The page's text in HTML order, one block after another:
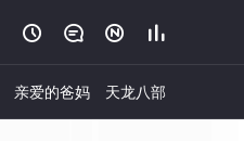
   
亲爱的爸妈 天龙八部